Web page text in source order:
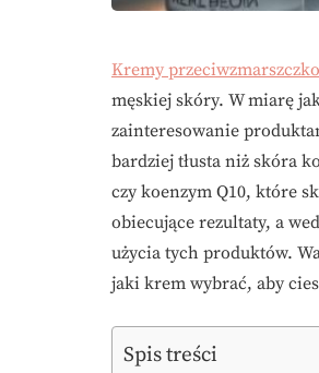
Kremy
męskiej skóry. W miarę
zainteresowanie
bardziej tłusta niż skóra
czy koenzym Q10, które
obiecujące rezultaty, a
użycia tych produktów.
jaki krem wybrać, aby
Spis treści